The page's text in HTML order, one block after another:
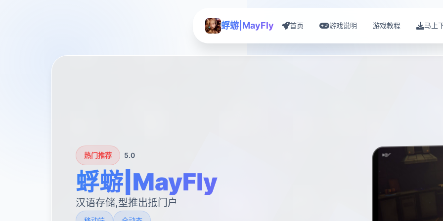
蜉蝣|MayFly 首页 游戏说明 游戏教程 马上
热门推荐 5.0
蜉蝣|MayFly
汉语存储,型推出抵门户